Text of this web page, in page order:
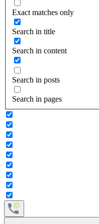
Exact matches only
Search in title
Search in content
Search in posts
Search in pages